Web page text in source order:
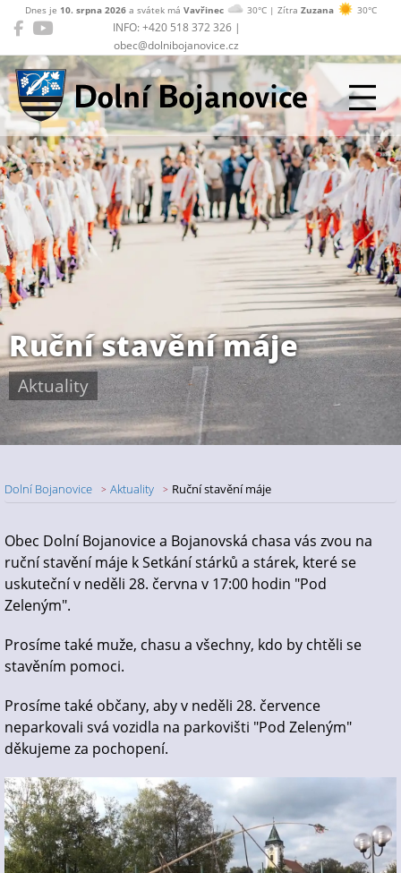
INFO: +420 518 372 326 |
obec@dolnibojanovice.cz
Dnes je 10. srpna 2026a svátek má Vavřinec 30°C | Zítra Zuzana 30°C
Dolní Bojanovice
Ruční stavění máje
Aktuality
Dolní Bojanovice Aktuality Ruční stavění máje
Nadpis článku
Obec Dolní Bojanovice a Bojanovská chasa vás zvou na
ruční stavění máje k Setkání stárků a stárek, které se
uskuteční v neděli 28. června v 17:00 hodin "Pod
Zeleným".
Prosíme také muže, chasu a všechny, kdo by chtěli se
stavěním pomoci.
Prosíme také občany, aby v neděli 28. července
neparkovali svá vozidla na parkovišti "Pod Zeleným"
děkujeme za pochopení.